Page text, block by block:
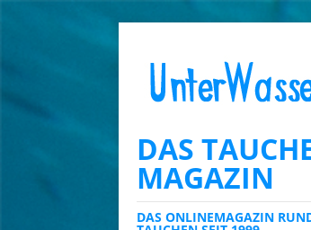
DAS
MAGAZIN
DAS ONLINEMAGAZIN